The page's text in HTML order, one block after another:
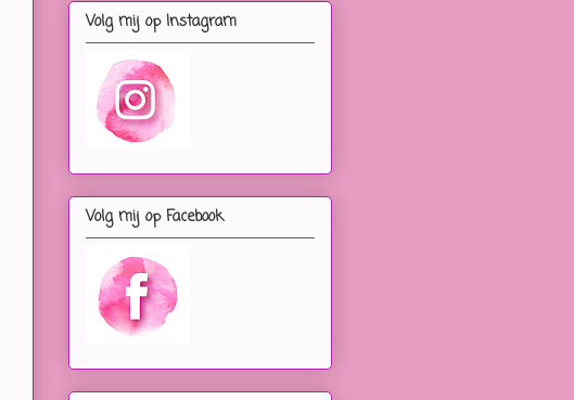
Volg mij op Instagram
Volg mij op Facebook